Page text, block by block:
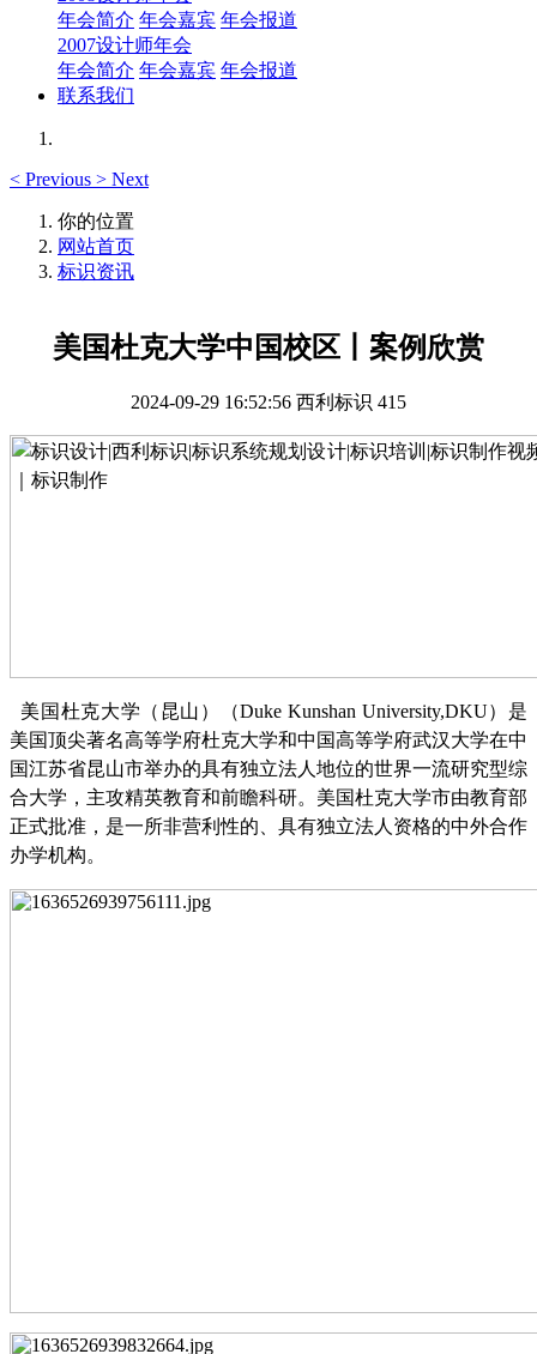
年会简介 年会嘉宾 年会报道
2007设计师年会
年会简介 年会嘉宾 年会报道
联系我们
< Previous > Next
你的位置
网站首页
标识资讯
美国杜克大学中国校区丨案例欣赏
2024-09-29 16:52:56 西利标识 415
美国杜克大学（昆山）（Duke Kunshan University,DKU）是
美国顶尖著名高等学府杜克大学和中国高等学府武汉大学在中
国江苏省昆山市举办的具有独立法人地位的世界一流研究型综
合大学，主攻精英教育和前瞻科研。美国杜克大学市由教育部
正式批准，是一所非营利性的、具有独立法人资格的中外合作
办学机构。